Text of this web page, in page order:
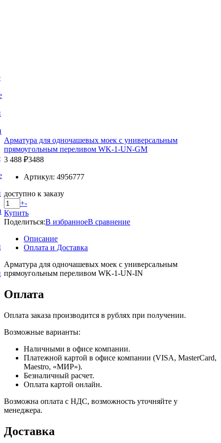
Арматура для одночашевых моек с универсальным
прямоугольным переливом WK-1-UN-GM
3 488 ₽3488
Артикул: 4956777
доступно к заказу
+-
Купить
Поделиться:В избранноеВ сравнение
Описание
Оплата и Доставка
Арматура для одночашевых моек с универсальным
прямоугольным переливом WK-1-UN-IN
Оплата
Оплата заказа производится в рублях при получении.
Возможные варианты:
Наличными в офисе компании.
Платежной картой в офисе компании (VISA, MasterCard,
Maestro, «МИР»).
Безналичный расчет.
Оплата картой онлайн.
Возможна оплата с НДС, возможность уточняйте у
менеджера.
Доставка